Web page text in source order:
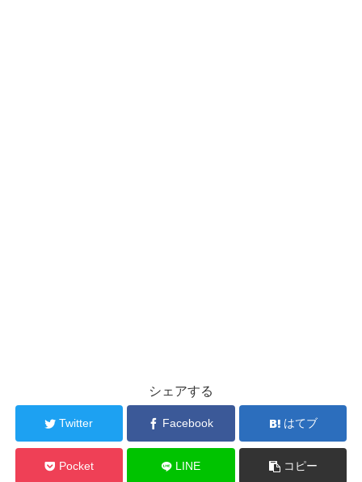
シェアする
Twitter Facebook はてブ
Pocket LINE コピー